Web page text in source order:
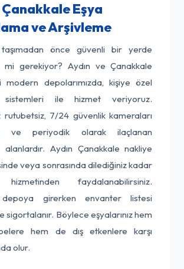
Çanakkale Eşya
ve Arşivleme
taşımadan önce güvenli bir yerde
mi gerekiyor? Aydın ve Çanakkale
modern depolarımızda, kişiye özel
ile hizmet veriyoruz.
rutubetsiz, 7/24 güvenlik kameraları
ve periyodik olarak ilaçlanan
Aydın Çanakkale nakliye
veya sonrasında dilediğiniz kadar
faydalanabilirsiniz.
depoya girerken envanter listesi
sigortalanır. Böylece eşyalarınız hem
hem de dış etkenlere karşı
olur.